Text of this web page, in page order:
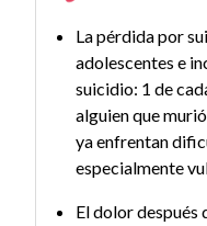
La pérdida por
adolescentes e
suicidio: 1 de
alguien que
ya enfrentan
especialmente
El dolor después